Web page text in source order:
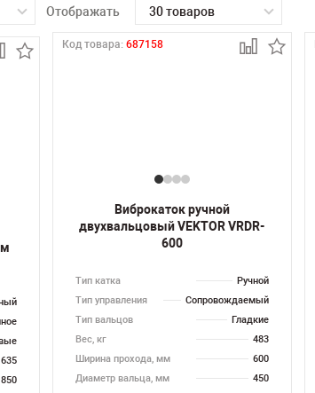
Отображать 30 товаров
850
Код товара: 687158
Виброкаток ручной
двухвальцовый VEKTOR VRDR-
600
Тип катка
Ручной
Тип управления
Сопровождаемый
Тип вальцов
Гладкие
Вес, кг
483
Ширина прохода, мм
600
Диаметр вальца, мм
450